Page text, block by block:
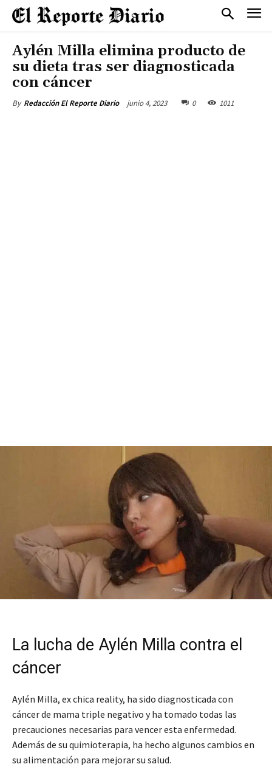
Aylén Milla elimina producto de
su dieta tras ser diagnosticada
con cáncer
By Redacción El Reporte Diario junio 4, 2023 0 1011
La lucha de Aylén Milla contra el
cáncer
Aylén Milla, ex chica reality, ha sido diagnosticada con
cáncer de mama triple negativo y ha tomado todas las
precauciones necesarias para vencer esta enfermedad.
Además de su quimioterapia, ha hecho algunos cambios en
su alimentación para mejorar su salud.